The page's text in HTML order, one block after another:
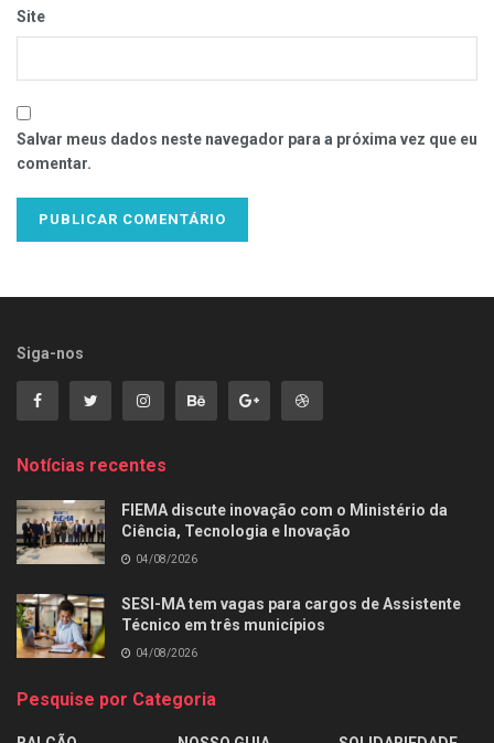
Site
Salvar meus dados neste navegador para a próxima vez que eu
comentar.
Siga-nos
Notícias recentes
FIEMA discute inovação com o Ministério da
Ciência, Tecnologia e Inovação
04/08/2026
SESI-MA tem vagas para cargos de Assistente
Técnico em três municípios
04/08/2026
Pesquise por Categoria